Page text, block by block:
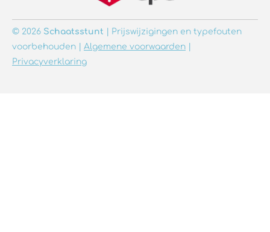
© 2026 Schaatsstunt
| Prijswijzigingen en typefouten
voorbehouden | Algemene voorwaarden
Privacyverklaring